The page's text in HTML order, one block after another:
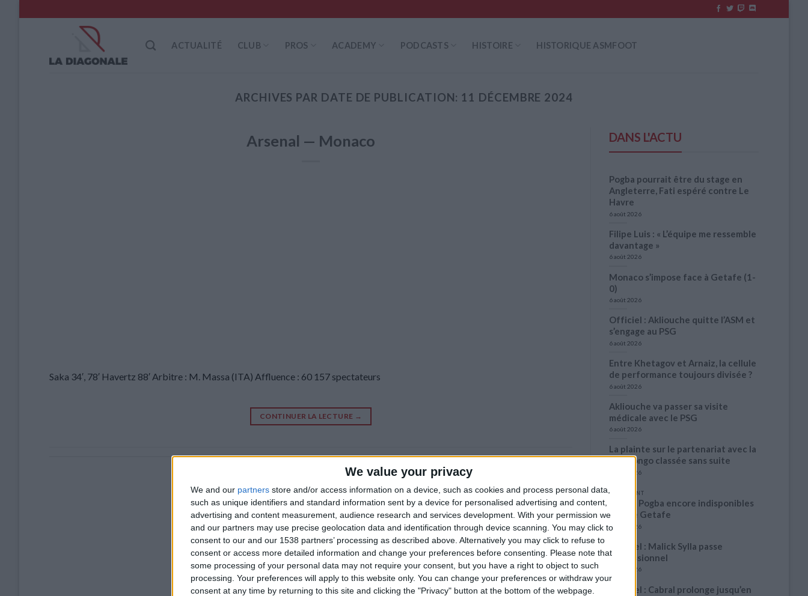
We value your privacy
We and our partners store and/or access information on a device, such as cookies and process personal data,
such as unique identifiers and standard information sent by a device for personalised advertising and content,
advertising and content measurement, audience research and services development. With your permission we
and our partners may use precise geolocation data and identification through device scanning. You may click to
consent to our and our 1538 partners’ processing as described above. Alternatively you may click to refuse to
consent or access more detailed information and change your preferences before consenting.
Please note that
some processing of your personal data may not require your consent, but you have a right to object to such
processing. Your preferences will apply to this website only. You can change your preferences or withdraw your
consent at any time by returning to this site and clicking the "Privacy" button at the bottom of the webpage.
to
ACTUALITÉ CLUB PROS ACADEMY PODCASTS HISTOIRE HISTORIQUE ASMFOOT
ARCHIVES PAR DATE DE PUBLICATION: 11 DÉCEMBRE 2024
Arsenal — Monaco
Saka 34′, 78′ Havertz 88′ Arbitre : M. Massa (ITA) Affluence : 60 157 spectateurs
CONTINUER LA LECTURE →
Arsenal U19 — Monaco U19
DANS L'ACTU
Pogba pourrait être du stage en
Angleterre, Fati espéré contre Le
Havre
6 août 2026
Filipe Luis : « L’équipe me ressemble
davantage »
6 août 2026
Monaco s’impose face à Getafe (1-
0)
6 août 2026
Officiel : Akliouche quitte l’ASM et
s’engage au PSG
6 août 2026
Entre Khetagov et Arnaiz, la cellule
de performance toujours divisée ?
6 août 2026
Akliouche va passer sa visite
médicale avec le PSG
6 août 2026
La plainte sur le partenariat avec la
R.D. Congo classée sans suite
6 août 2026
1 COMMENT
Fati et Pogba encore indisponibles
contre Getafe
6 août 2026
Officiel : Malick Sylla passe
professionnel
5 août 2026
Officiel : Cabral prolonge jusqu’en